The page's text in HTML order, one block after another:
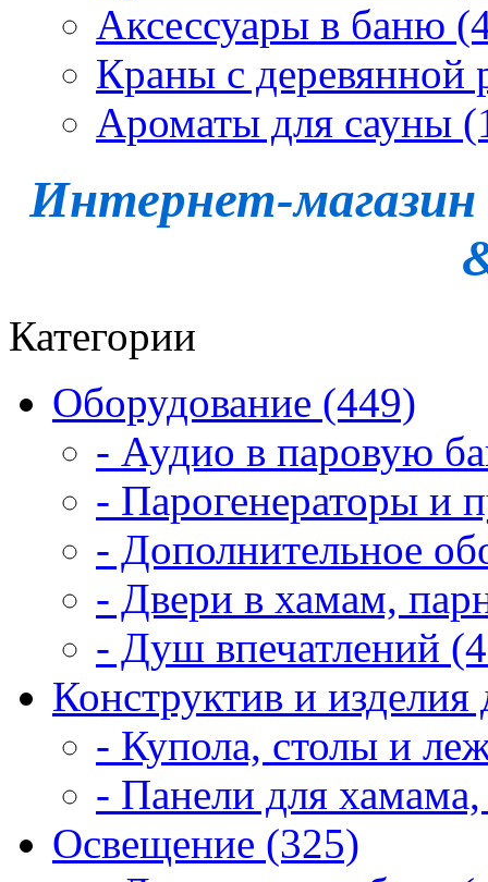
Аксессуары в баню
Краны с деревянной
Ароматы для сауны
Интернет-магазин
Категории
Оборудование (449)
- Аудио в паровую
- Парогенераторы и
- Дополнительное
- Двери в хамам,
- Душ впечатлений
Конструктив и
- Купола, столы и
- Панели для
Освещение (325)